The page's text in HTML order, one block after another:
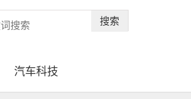
搜索
汽车科技